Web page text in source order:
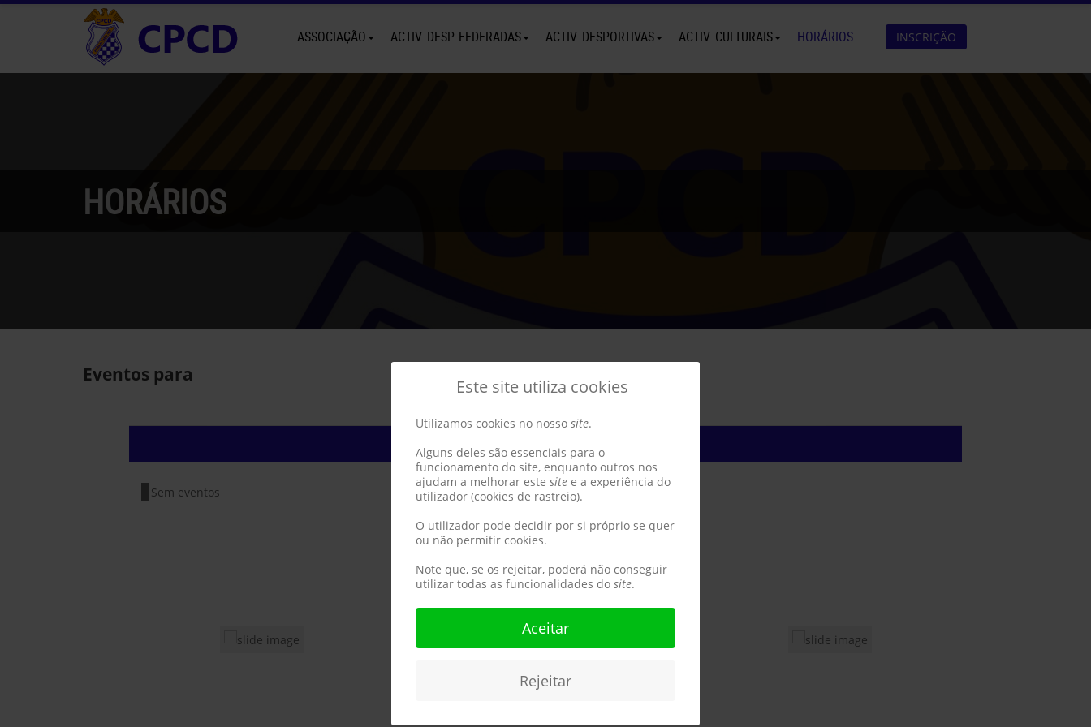
ASSOCIAÇÃO ACTIV. DESP. FEDERADAS ACTIV. DESPORTIVAS ACTIV. CULTURAIS HORÁRIOS INSCRIÇÃO
HORÁRIOS
Eventos para
Sábado 11 julho 2026
Sem eventos
Este site utiliza cookies
Utilizamos cookies no nosso site.
Alguns deles são essenciais para o
funcionamento do site, enquanto outros nos
ajudam a melhorar este site e a experiência do
utilizador (cookies de rastreio).
O utilizador pode decidir por si próprio se quer
ou não permitir cookies.
Note que, se os rejeitar, poderá não conseguir
utilizar todas as funcionalidades do site.
Aceitar
Rejeitar